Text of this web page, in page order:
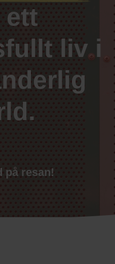
ett
liv i
på resan!